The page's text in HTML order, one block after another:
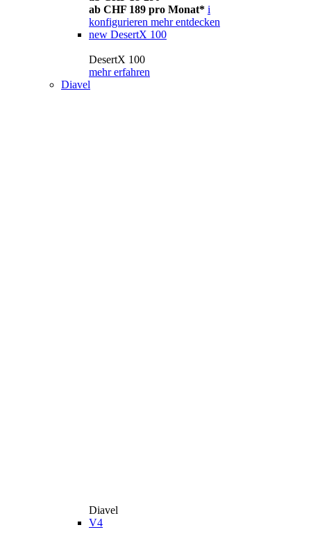
ab CHF 189 pro Monat* i
konfigurieren mehr entdecken
new DesertX 100
DesertX 100
mehr erfahren
Diavel
Diavel
V4